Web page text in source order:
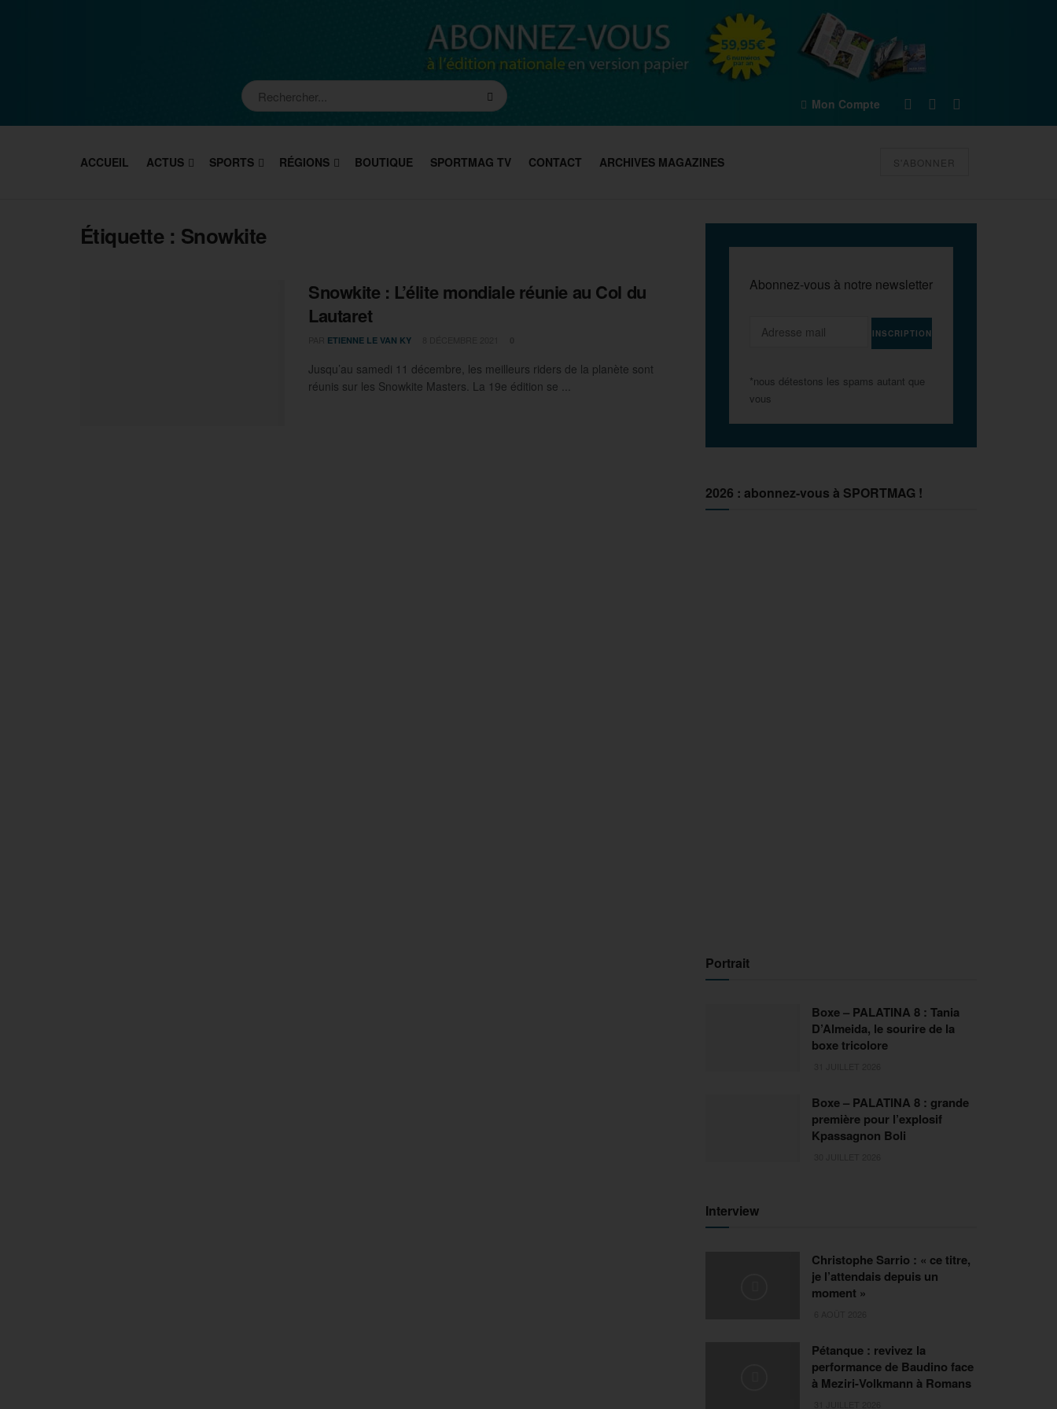
Mon Compte
ACCUEIL ACTUS SPORTS RÉGIONS BOUTIQUE SPORTMAG TV CONTACT ARCHIVES MAGAZINES S'ABONNER
Étiquette : Snowkite
Snowkite : L’élite mondiale réunie au Col du
Lautaret
ETIENNE LE VAN KY
Jusqu’au samedi 11 décembre, les meilleurs riders de la planète sont
réunis sur les Snowkite Masters. La 19e édition se ...
Abonnez-vous à notre newsletter
*nous détestons les spams autant que
vous
2026 : abonnez-vous à SPORTMAG !
Portrait
Boxe – PALATINA 8 : Tania
D’Almeida, le sourire de la
boxe tricolore
Boxe – PALATINA 8 : grande
première pour l’explosif
Kpassagnon Boli
Interview
Christophe Sarrio : « ce titre,
je l’attendais depuis un
moment »
Pétanque : revivez la
performance de Baudino face
à Meziri-Volkmann à Romans